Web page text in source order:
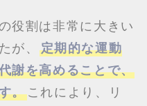
役割は非常に大きい
が、 定期的な運動
謝を高めることで、
。これにより、リ